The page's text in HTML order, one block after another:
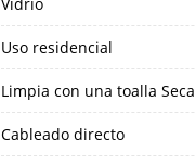
Uso residencial
Limpia con una toalla Seca
Cableado directo